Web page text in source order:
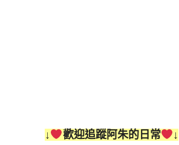
↓ 歡迎追蹤阿朱的日常 ↓